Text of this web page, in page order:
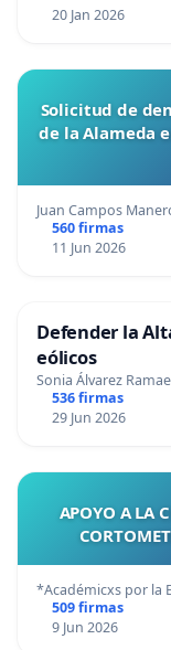
20 Jan 2026
Solicitud de
de la Alameda
Juan Campos
560 firmas
11 Jun 2026
Defender la
eólicos
Sonia Álvarez
536 firmas
29 Jun 2026
APOYO A LA
*Académicxs por la
509 firmas
9 Jun 2026